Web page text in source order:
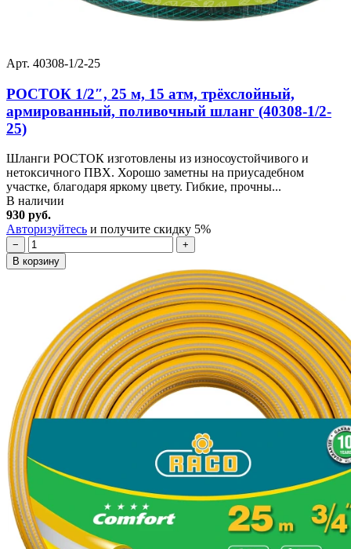
Арт. 40308-1/2-25
РОСТОК 1/2″, 25 м, 15 атм, трёхслойный,
армированный, поливочный шланг (40308-1/2-
25)
Шланги РОСТОК изготовлены из износоустойчивого и
нетоксичного ПВХ. Хорошо заметны на приусадебном
участке, благодаря яркому цвету. Гибкие, прочны...
В наличии
930 руб.
Авторизуйтесь и получите скидку 5%
−
+
В корзину